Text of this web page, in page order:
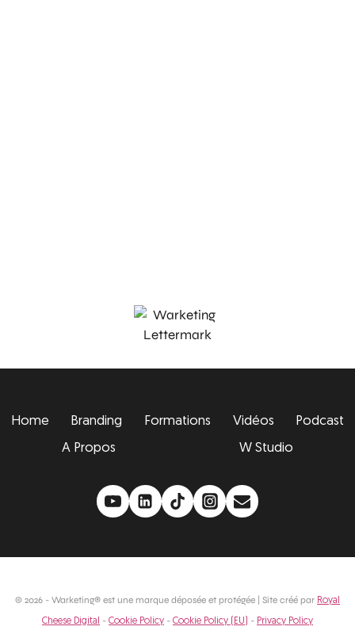
Home Branding Formations Vidéos
Podcast
A Propos
W Studio
© 2026 - Warketing® est une marque déposée et protégée | Site créé par Royal
Cheese Digital - Cookie Policy - Cookie Policy (EU) - Privacy Policy